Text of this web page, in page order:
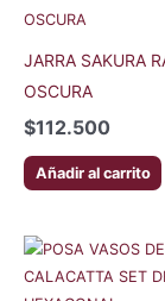
JARRA SAKURA
OSCURA
$112.500
Añadir al carrito